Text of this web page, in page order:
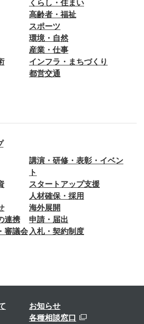
くらし・住まい
高齢者・福祉
スポーツ
環境・自然
産業・仕事
インフラ・まちづくり
都営交通
講演・研修・表彰・イベン
ト
スタートアップ支援
人材確保・採用
海外展開
連携
申請・届出
審議会 入札・契約制度
お知らせ
各種相談窓口